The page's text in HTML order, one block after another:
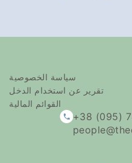
سياسة الخصوصية
تقرير عن استخدام الدخل
القوائم المالية
+38 (095)